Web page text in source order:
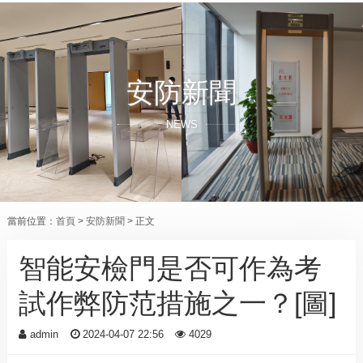
安防新聞
NEWS
當前位置： 首頁> 安防新聞 > 正文
智能安檢門是否可作為考
試作弊防范措施之一？[圖]
admin 2024-04-07 22:56 4029